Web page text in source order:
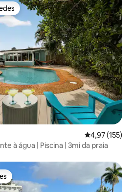
dos hóspedes
4,97 de uma
4,97 (155)
à água | Piscina | 3mi da praia